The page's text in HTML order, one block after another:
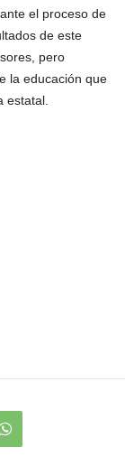
el proceso de
de este
pero
la educación que
estatal.